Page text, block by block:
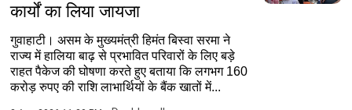
कार्यों का लिया जायजा
गुवाहाटी। असम के मुख्यमंत्री हिमंत बिस्वा सरमा ने
राज्य में हालिया बाढ़ से प्रभावित परिवारों के लिए बड़े
राहत पैकेज की घोषणा करते हुए बताया कि लगभग 160
करोड़ रुपए की राशि लाभार्थियों के बैंक खातों में...